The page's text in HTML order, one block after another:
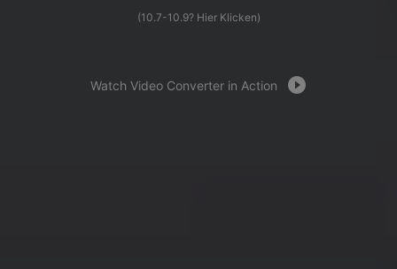
(10.7-10.9? Hier Klicken)
Watch Video Converter in Action